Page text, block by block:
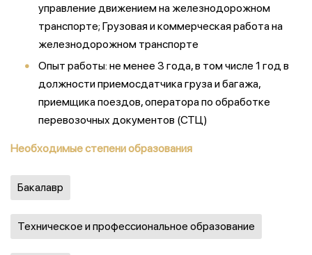
управление движением на железнодорожном
транспорте; Грузовая и коммерческая работа на
железнодорожном транспорте
Опыт работы: не менее 3 года, в том числе 1 год в
должности приемосдатчика груза и багажа,
приемщика поездов, оператора по обработке
перевозочных документов (СТЦ)
Необходимые степени образования
Бакалавр
Техническое и профессиональное образование